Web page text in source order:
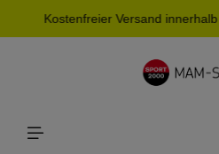
springen
Kostenfreier Versand